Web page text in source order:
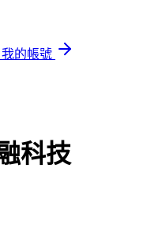
我的帳號
科技